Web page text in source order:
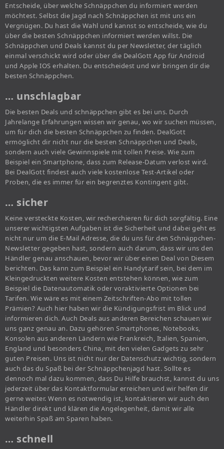
Entscheide, über welche Schnäppchen du informiert werden
möchtest. Selbst die Jagd nach Schnäppchen ist mit uns ein
Vergnügen. Du hast die Wahl und kannst so entscheide, wie du
über die besten Schnäppchen informiert werden willst. Die
Schnäppchen und Deals kannst du per Newsletter, der täglich
einmal verschickt wird oder über die DealGott App für Android
und Apple IOS erhalten. Du entscheidest und wir bringen dir die
besten Schnäppchen.
… unschlagbar
Die besten Deals und schnäppchen gibt es bei uns. Durch
Jahrelange Erfahrungen wissen wir genau, wo wir suchen müssen,
um für dich die besten Schnäppchen zu finden. DealGott
ermöglicht dir nicht nur die besten Schnäppchen und Deals,
sondern auch viele Gewinnspiele mit tollen Preise. Wie zum
Beispiel ein Smartphone, dass zum Release-Datum verlost wird.
Bei DealGott findest auch viele kostenlose Test-Artikel oder
Proben, die es immer für ein begrenztes Kontingent gibt.
… sicher
Keine versteckte Kosten, wir recherchieren für dich sorgfältig. Eine
unserer wichtigsten Aufgaben ist die Sicherheit und dabei geht es
nicht nur um die E-Mail Adresse, die du uns für den Schnäppchen-
Newsletter gegeben hast, sondern auch darum, dass wir uns den
Händler genau anschauen, bevor wir über einen Deal von Diesem
berichten. Das kann zum Beispiel ein Handytarif sein, bei dem im
Kleingedruckten weitere Kosten entstehen können, wie zum
Beispiel die Datenautomatik oder voraktivierte Optionen bei
Tarifen. Wie wäre es mit einem Zeitschriften-Abo mit tollen
Prämien? Auch hier haben wir die Kündigungsfrist im Blick und
informieren dich. Auch Deals aus anderen Bereichen schauen wir
uns ganz genau an. Dazu gehören Smartphones, Notebooks,
Konsolen aus anderen Ländern wie Frankreich, Italien, Spanien,
England und besonders China, mit den vielen Gadgets zu sehr
guten Preisen. Uns ist nicht nur der Datenschutz wichtig, sondern
auch das du Spaß bei der Schnäppchenjagd hast. Sollte es
dennoch mal dazu kommen, dass Du Hilfe brauchst, kannst du uns
jederzeit über das Kontaktformular erreichen und wir helfen dir
gerne weiter. Wenn es notwendig ist, kontaktieren wir auch den
Händler direkt und klären die Angelegenheit, damit wir alle
weiterhin Spaß am Sparen haben.
… schnell